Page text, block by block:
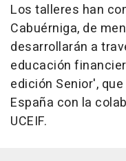
Los talleres han
Cabuérniga, de
desarrollarán a
educación
edición Senior',
España con la
UCEIF.